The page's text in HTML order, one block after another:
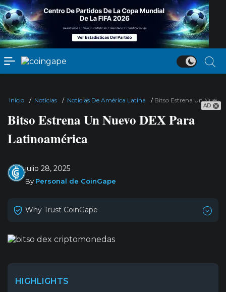
AD
Inicio / Noticias / Noticias De América Latina / Bitso Estrena Un
Bitso Estrena Un Nuevo DEX Para
Latinoamérica
julio 28, 2025
By Personal de CoinGape
Why Trust CoinGape
HIGHLIGHTS